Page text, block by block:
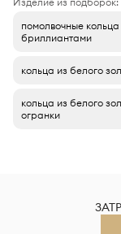
помолвочные
бриллиантами
кольца из белого
кольца из белого
огранки